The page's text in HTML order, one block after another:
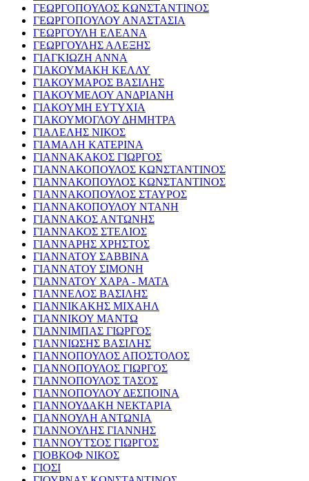
ΓΕΩΡΓΟΠΟΥΛΟΣ ΚΩΝΣΤΑΝΤΙΝΟΣ
ΓΕΩΡΓΟΠΟΥΛΟΥ ΑΝΑΣΤΑΣΙΑ
ΓΕΩΡΓΟΥΛΗ ΕΛΕΑΝΑ
ΓΕΩΡΓΟΥΛΗΣ ΑΛΕΞΗΣ
ΓΙΑΓΚΙΩΖΗ ΑΝΝΑ
ΓΙΑΚΟΥΜΑΚΗ ΚΕΛΛΥ
ΓΙΑΚΟΥΜΑΡΟΣ ΒΑΣΙΛΗΣ
ΓΙΑΚΟΥΜΕΛΟΥ ΑΝΔΡΙΑΝΗ
ΓΙΑΚΟΥΜΗ ΕΥΤΥΧΙΑ
ΓΙΑΚΟΥΜΟΓΛΟΥ ΔΗΜΗΤΡΑ
ΓΙΑΛΕΛΗΣ ΝΙΚΟΣ
ΓΙΑΜΑΛΗ ΚΑΤΕΡΙΝΑ
ΓΙΑΝΝΑΚΑΚΟΣ ΓΙΩΡΓΟΣ
ΓΙΑΝΝΑΚΟΠΟΥΛΟΣ ΚΩΝΣΤΑΝΤΙΝΟΣ
ΓΙΑΝΝΑΚΟΠΟΥΛΟΣ ΚΩΝΣΤΑΝΤΙΝΟΣ
ΓΙΑΝΝΑΚΟΠΟΥΛΟΣ ΣΤΑΥΡΟΣ
ΓΙΑΝΝΑΚΟΠΟΥΛΟΥ ΝΤΑΝΗ
ΓΙΑΝΝΑΚΟΣ ΑΝΤΩΝΗΣ
ΓΙΑΝΝΑΚΟΣ ΣΤΕΛΙΟΣ
ΓΙΑΝΝΑΡΗΣ ΧΡΗΣΤΟΣ
ΓΙΑΝΝΑΤΟΥ ΣΑΒΒΙΝΑ
ΓΙΑΝΝΑΤΟΥ ΣΙΜΟΝΗ
ΓΙΑΝΝΑΤΟΥ ΧΑΡΑ - ΜΑΤΑ
ΓΙΑΝΝΕΛΟΣ ΒΑΣΙΛΗΣ
ΓΙΑΝΝΙΚΑΚΗΣ ΜΙΧΑΗΛ
ΓΙΑΝΝΙΚΟΥ ΜΑΝΤΩ
ΓΙΑΝΝΙΜΠΑΣ ΓΙΩΡΓΟΣ
ΓΙΑΝΝΙΩΣΗΣ ΒΑΣΙΛΗΣ
ΓΙΑΝΝΟΠΟΥΛΟΣ ΑΠΟΣΤΟΛΟΣ
ΓΙΑΝΝΟΠΟΥΛΟΣ ΓΙΩΡΓΟΣ
ΓΙΑΝΝΟΠΟΥΛΟΣ ΤΑΣΟΣ
ΓΙΑΝΝΟΠΟΥΛΟΥ ΔΕΣΠΟΙΝΑ
ΓΙΑΝΝΟΥΔΑΚΗ ΝΕΚΤΑΡΙΑ
ΓΙΑΝΝΟΥΛΗ ΑΝΤΩΝΙΑ
ΓΙΑΝΝΟΥΛΗΣ ΓΙΑΝΝΗΣ
ΓΙΑΝΝΟΥΤΣΟΣ ΓΙΩΡΓΟΣ
ΓΙΟΒΚΟΦ ΝΙΚΟΣ
ΓΙΟΣΙ